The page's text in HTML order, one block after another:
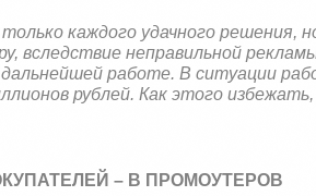
каждого удачного решения,
вследствие неправильной
работе. В ситуации
рублей. Как этого
– В ПРОМОУТЕРОВ